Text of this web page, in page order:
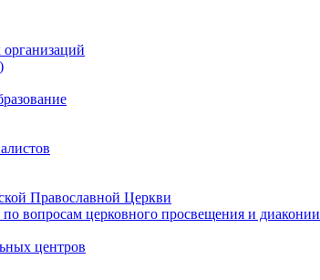
организаций
Православной Церкви
вопросам церковного просвещения и диаконии
центров